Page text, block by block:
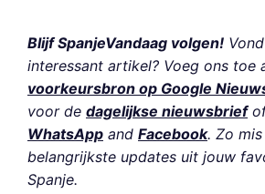
Blijf SpanjeVandaag volgen!
interessant artikel? Voeg ons toe
voorkeursbron op Google
voor de dagelijkse nieuwsbriefof
WhatsApp and Facebook. Zo
belangrijkste updates uit jouw
Spanje.